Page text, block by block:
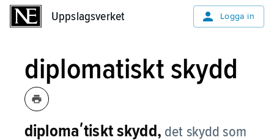
Uppslagsverket Logga in
diplomatiskt skydd
diplomaʹtiskt skydd, det skydd som